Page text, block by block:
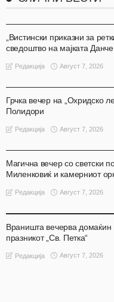
„Вистински приказни за
сведоштво на мајката Данче
Редакција Август 7, 2026
Грчка вечер на „Охридско
Полидори
Редакција Август 7, 2026
Магична вечер со светски
Миленковиќ и камерниот
Редакција Август 7, 2026
Враништа вечерва
празникот „Св. Петка“
Редакција Август 7, 2026